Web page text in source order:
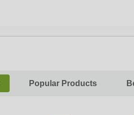
Popular Products